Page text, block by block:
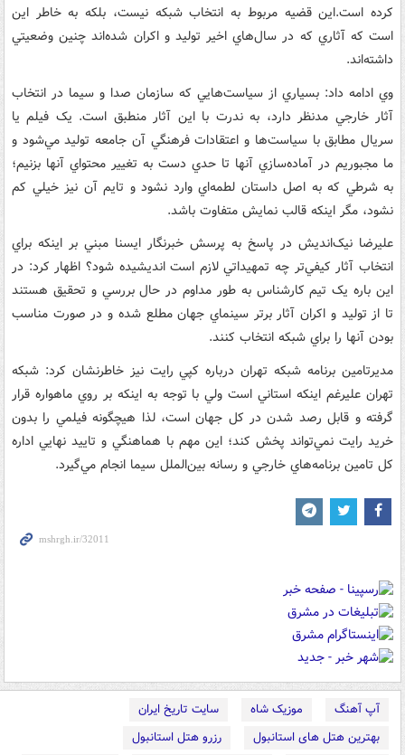
کرده است.اين قضيه مربوط به انتخاب شبکه نيست، بلکه به خاطر اين
است که آثاري که در سال‌هاي اخير توليد و اکران شده‌اند چنين وضعيتي
داشته‌اند.
وي ادامه داد: بسياري از سياست‌هايي که سازمان صدا و سيما در انتخاب
آثار خارجي مدنظر دارد، به ندرت با اين آثار منطبق است. يک فيلم يا
سريال مطابق با سياست‌ها و اعتقادات فرهنگي آن جامعه توليد مي‌شود و
ما مجبوريم در آماده‌سازي آنها تا حدي دست به تغيير محتواي آنها بزنيم؛
به شرطي که به اصل داستان لطمه‌اي وارد نشود و تايم آن نيز خيلي کم
نشود، مگر اينکه قالب نمايش متفاوت باشد.
عليرضا نيک‌انديش در پاسخ به پرسش خبرنگار ايسنا مبني بر اينکه براي
انتخاب آثار کيفي‌تر چه تمهيداتي لازم است انديشيده شود؟ اظهار کرد: در
اين باره يک تيم کارشناس به طور مداوم در حال بررسي و تحقيق هستند
تا از توليد و اکران آثار برتر سينماي جهان مطلع شده و در صورت مناسب
بودن آنها را براي شبکه انتخاب کنند.
مديرتامين برنامه شبکه تهران درباره کپي رايت نيز خاطرنشان کرد: شبکه
تهران عليرغم اينکه استاني است ولي با توجه به اينکه بر روي ماهواره قرار
گرفته و قابل رصد شدن در کل جهان است، لذا هيچگونه فيلمي را بدون
خريد رايت نمي‌تواند پخش کند؛ اين مهم با هماهنگي و تاييد نهايي اداره
کل تامين برنامه‌هاي خارجي و رسانه بين‌الملل سيما انجام مي‌گيرد.
آپ آهنگ موزیک شاه
سایت تاریخ ایران
بهترین هتل های استانبول
رزرو هتل استانبول